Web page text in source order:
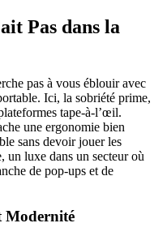
Pas dans la
pas à vous éblouir avec
Ici, la sobriété prime,
tape-à-l’œil.
une ergonomie bien
sans devoir jouer les
un luxe dans un secteur où
de pop-ups et de
Modernité